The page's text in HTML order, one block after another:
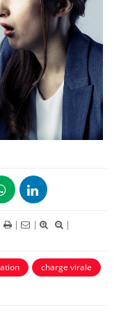
| |
|
charge virale